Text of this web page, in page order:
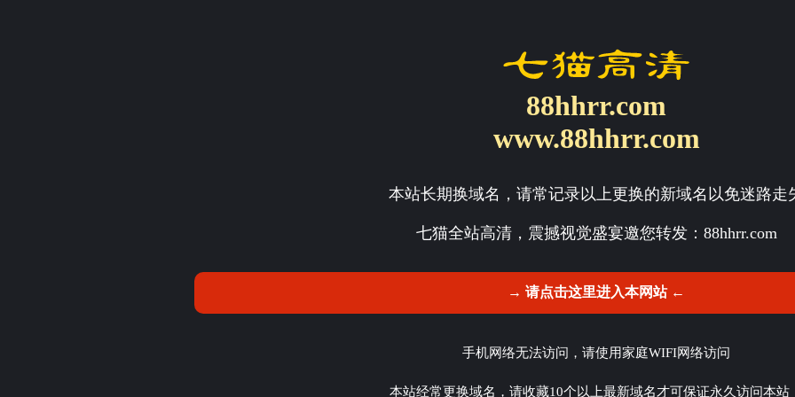
88hhrr.com
www.88hhrr.com
本站长期换域名，请常记录以上更换的新域名以免迷路走
七猫全站高清，震撼视觉盛宴邀您转发： 88hhrr.com
→ 请点击这里进入本网站 ←
手机网络无法访问，请使用家庭WIFI网络访问
本站经常更换域名，请收藏10个以上最新域名才可保证永久访问本站